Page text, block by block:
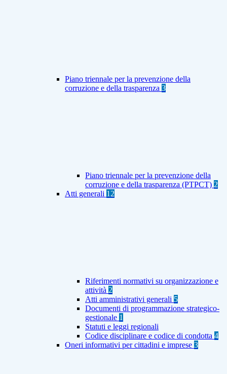
Piano triennale per la prevenzione della
corruzione e della trasparenza 3
Piano triennale per la prevenzione della
corruzione e della trasparenza (PTPCT) 2
Atti generali 12
Riferimenti normativi su organizzazione e
attività 2
Atti amministrativi generali 5
Documenti di programmazione strategico-
gestionale 1
Statuti e leggi regionali
Codice disciplinare e codice di condotta 4
Oneri informativi per cittadini e imprese 3